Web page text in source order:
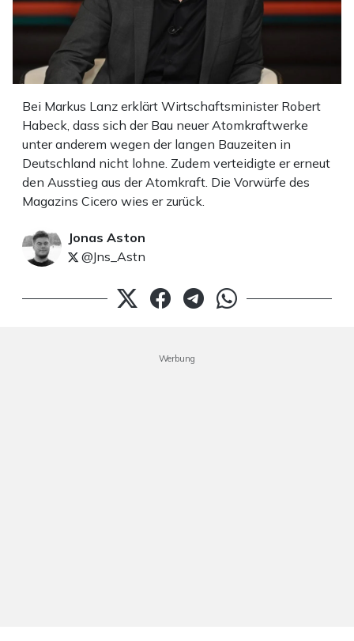
Bei Markus Lanz erklärt Wirtschaftsminister Robert
Habeck, dass sich der Bau neuer Atomkraftwerke
unter anderem wegen der langen Bauzeiten in
Deutschland nicht lohne. Zudem verteidigte er erneut
den Ausstieg aus der Atomkraft. Die Vorwürfe des
Magazins Cicero wies er zurück.
Jonas Aston
@Jns_Astn
Werbung